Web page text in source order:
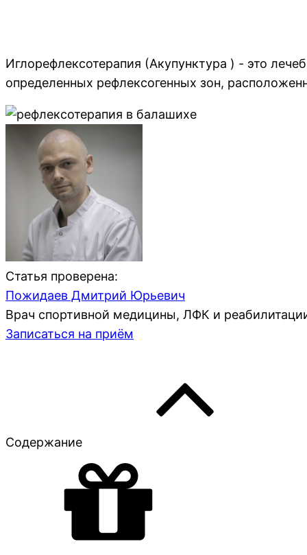
Иглорефлексотерапия (Акупунктура ) - это
определенных рефлексогенных зон,
Статья проверена:
Пожидаев Дмитрий Юрьевич
Врач спортивной медицины, ЛФК и
Записаться на приём
Содержание